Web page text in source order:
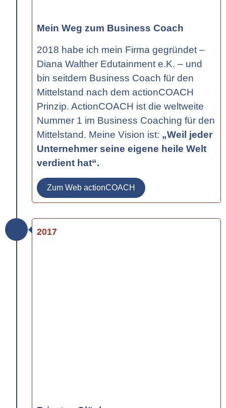
Mein Weg zum Business Coach
2018 habe ich mein Firma gegründet –
Diana Walther Edutainment e.K. – und
bin seitdem Business Coach für den
Mittelstand nach dem actionCOACH
Prinzip. ActionCOACH ist die weltweite
Nummer 1 im Business Coaching für den
Mittelstand. Meine Vision ist: „Weil jeder
Unternehmer seine eigene heile Welt
verdient hat“.
Zum Web actionCOACH
2017